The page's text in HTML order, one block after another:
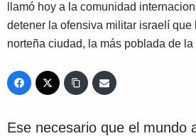
llamó hoy a la comunidad
detener la ofensiva militar israelí que
norteña ciudad, la más poblada de la
Ese necesario que el mundo